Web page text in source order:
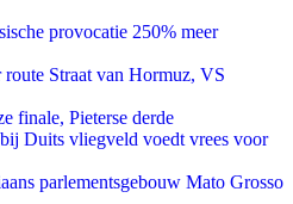
provocatie 250% meer
route Straat van Hormuz, VS
finale, Pieterse derde
Duits vliegveld voedt vrees voor
parlementsgebouw Mato Grosso